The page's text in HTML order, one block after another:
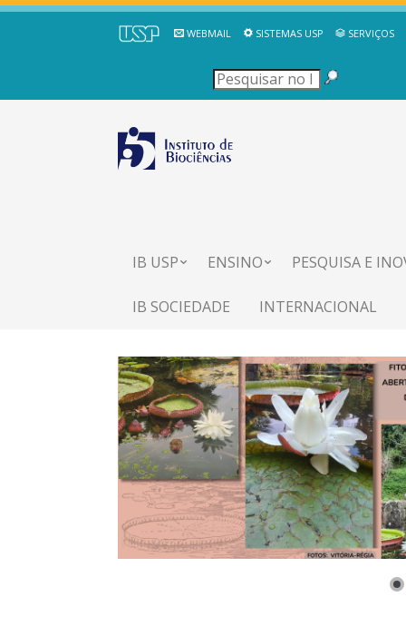
WEBMAIL SISTEMAS USP SERVIÇOS
IB USP ENSINO PESQUISA E
IB SOCIEDADE INTERNACIONAL